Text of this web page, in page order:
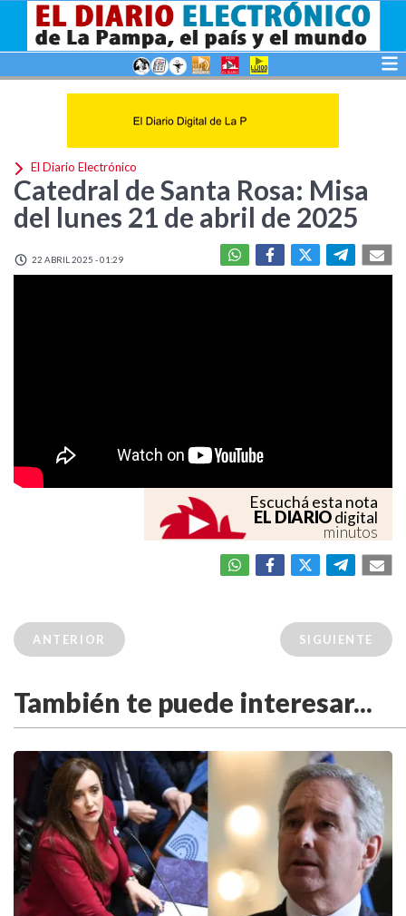
El Diario Electrónico
Catedral de Santa Rosa: Misa
del lunes 21 de abril de 2025
22 ABRIL 2025 - 01:29
Escuchá esta nota
EL DIARIOdigital
minutos
ANTERIOR SIGUIENTE
También te puede interesar...